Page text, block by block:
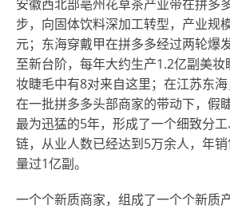
安徽西北部亳州花草茶产业带在拼多
步，向固体饮料深加工转型，产业规
元；东海穿戴甲在拼多多经过两轮爆
至新台阶，每年大约生产1.2亿副美
妆睫毛中有8对来自这里；在江苏东海
在一批拼多多头部商家的带动下，假
最为迅猛的5年，形成了一个细致分
链，从业人数已经达到5万余人，年
量过1亿副。
一个个新质商家，组成了一个个新质